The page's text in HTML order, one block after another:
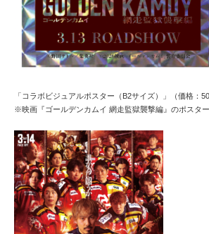
「コラボビジュアルポスター（B2サイズ）」（価格：
※映画『ゴールデンカムイ 網走監獄襲撃編』のポスタ